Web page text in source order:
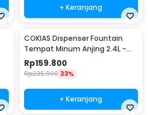
+ Keranjang
COKIAS Dispenser Fountain
Tempat Minum Anjing 2.4L -
DR008
Rp159.800
Rp235.900 33%
+ Keranjang